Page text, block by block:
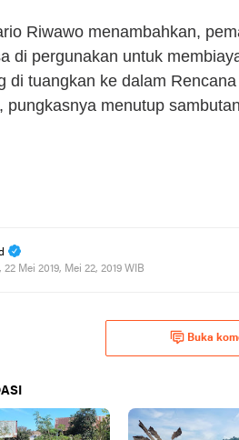
Riwawo menambahkan,
di pergunakan untuk
di tuangkan ke dalam
pungkasnya menutup
22 Mei 2019, Mei 22, 2019 WIB
Buka